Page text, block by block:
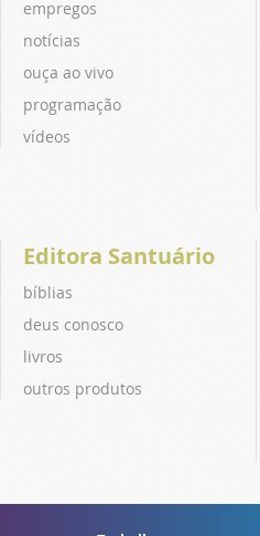
empregos
notícias
ouça ao vivo
programação
vídeos
Editora Santuário
bíblias
deus conosco
livros
outros produtos